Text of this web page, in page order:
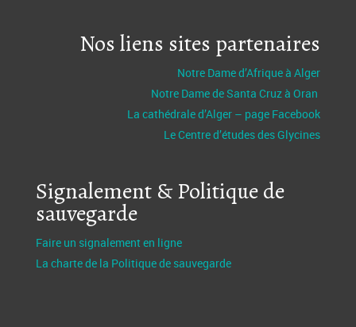
Nos liens sites partenaires
Notre Dame d’Afrique à Alger
Notre Dame de Santa Cruz à Oran
La cathédrale d’Alger – page Facebook
Le Centre d’études des Glycines
Signalement & Politique de
sauvegarde
Faire un signalement en ligne
La charte de la Politique de sauvegarde